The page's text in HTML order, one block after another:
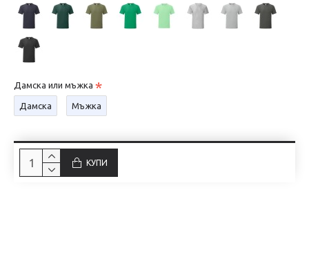
Дамска или мъжка
Дамска Мъжка
КУПИ